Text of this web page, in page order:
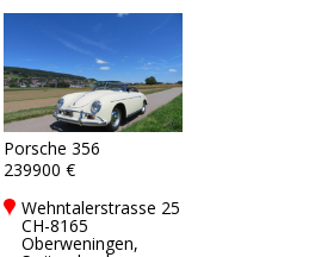
Porsche 356
239900 €
Wehntalerstrasse 25
CH-8165
Oberweningen,